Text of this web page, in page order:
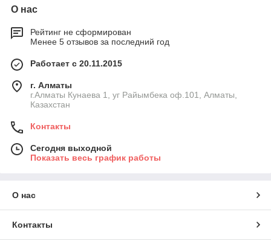
О нас
Рейтинг не сформирован
Менее 5 отзывов за последний год
Работает с 20.11.2015
г. Алматы
г.Алматы Кунаева 1, уг Райымбека оф.101, Алматы,
Казахстан
Контакты
Сегодня выходной
Показать весь график работы
О нас
Контакты